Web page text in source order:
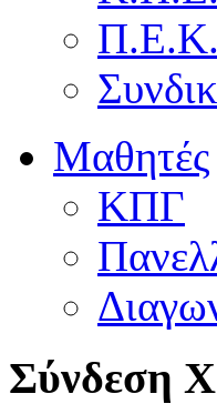
Π.Ε.Κ.
Μαθητές
ΚΠΓ
Σύνδεση